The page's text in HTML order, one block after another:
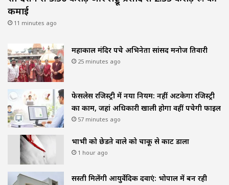
कमाई
11 minutes ago
महाकाल मंदिर पहुंचे अभिनेता सांसद मनोज तिवारी
25 minutes ago
फेसलेस रजिस्ट्री में नया नियम: नहीं अटकेगा रजिस्ट्री
का काम, जहां अधिकारी खाली होगा वहीं पहुंचेगी फाइल
57 minutes ago
भाभी को छेडऩे वाले को चाकू से काट डाला
1 hour ago
सस्ती मिलेंगी आयुर्वेदिक दवाएं: भोपाल में बन रही